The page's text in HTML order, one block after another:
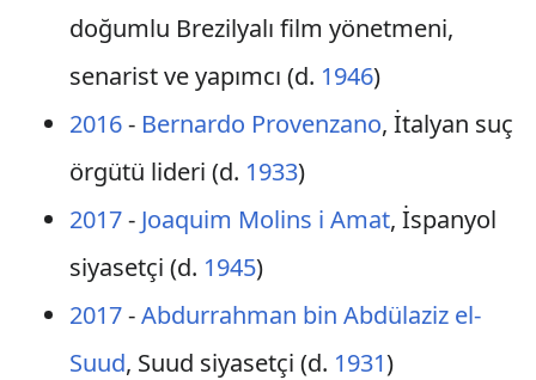
doğumlu Brezilyalı film yönetmeni,
senarist ve yapımcı (d. 1946)
2016- Bernardo Provenzano, İtalyan suç
örgütü lideri (d. 1933)
2017- Joaquim Molins i Amat, İspanyol
siyasetçi (d. 1945)
2017-Abdurrahman bin Abdülaziz el-
Suud, Suud siyasetçi (d. 1931)